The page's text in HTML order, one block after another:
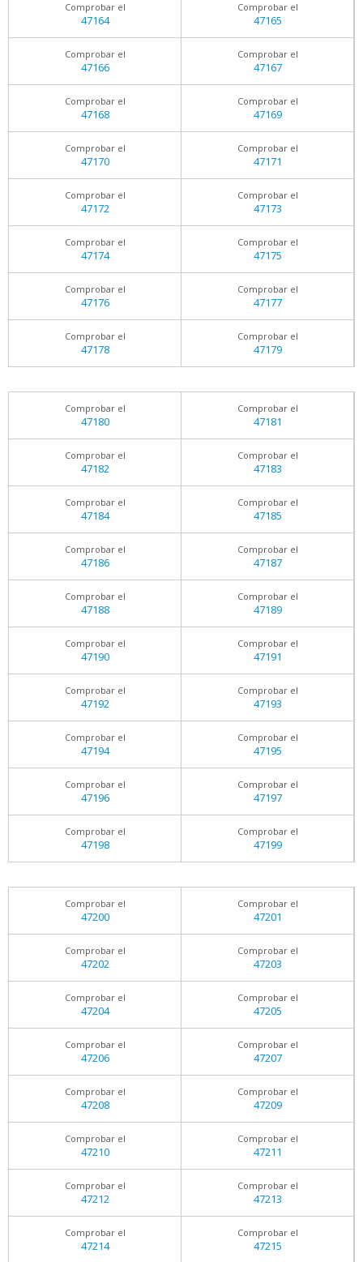
Comprobar el
47164
Comprobar el
47165
Comprobar el
47166
Comprobar el
47167
Comprobar el
47168
Comprobar el
47169
Comprobar el
47170
Comprobar el
47171
Comprobar el
47172
Comprobar el
47173
Comprobar el
47174
Comprobar el
47175
Comprobar el
47176
Comprobar el
47177
Comprobar el
47178
Comprobar el
47179
Comprobar el
47180
Comprobar el
47181
Comprobar el
47182
Comprobar el
47183
Comprobar el
47184
Comprobar el
47185
Comprobar el
47186
Comprobar el
47187
Comprobar el
47188
Comprobar el
47189
Comprobar el
47190
Comprobar el
47191
Comprobar el
47192
Comprobar el
47193
Comprobar el
47194
Comprobar el
47195
Comprobar el
47196
Comprobar el
47197
Comprobar el
47198
Comprobar el
47199
Comprobar el
47200
Comprobar el
47201
Comprobar el
47202
Comprobar el
47203
Comprobar el
47204
Comprobar el
47205
Comprobar el
47206
Comprobar el
47207
Comprobar el
47208
Comprobar el
47209
Comprobar el
47210
Comprobar el
47211
Comprobar el
47212
Comprobar el
47213
Comprobar el
47214
Comprobar el
47215